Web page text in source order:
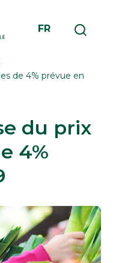
FR
de 4% prévue en
du prix
4%